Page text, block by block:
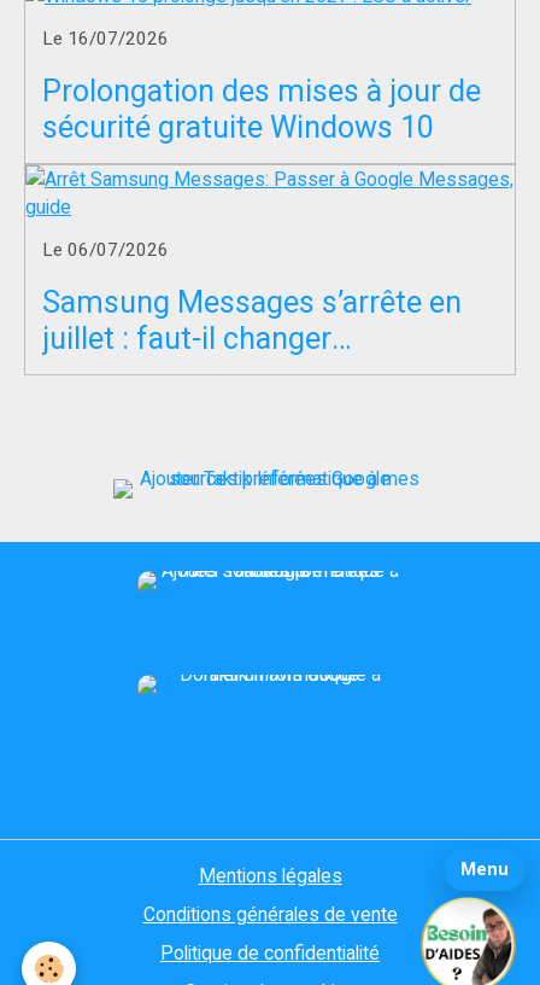
Menu
Le 16/07/2026
Prolongation des mises à jour de
sécurité gratuite Windows 10
Le 06/07/2026
Samsung Messages s’arrête en
juillet : faut-il changer
d’application SMS ?
Mentions légales
Conditions générales de vente
Politique de confidentialité